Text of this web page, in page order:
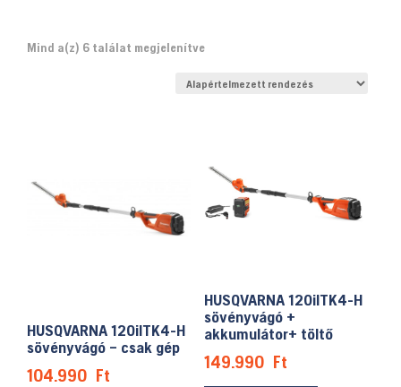
Mind a(z) 6 találat megjelenítve
HUSQVARNA 120ilTK4-H
sövényvágó – csak gép
104.990 Ft
HUSQVARNA 120ilTK4-H
sövényvágó +
akkumulátor+ töltő
149.990 Ft